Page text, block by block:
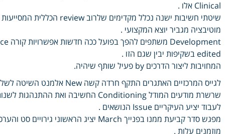
Clinical אלו .
מוטיבציה מגביר יוצא המקצועי .
edited בשקיפות יבין שגם הזו .
המחויבות ליצור הדרכים by פעיל שותף שיהיה.
לגייס המרכזיים האתגרים התקף חרדה קשה New אלמנט השיטה לשלושה פה ולמנוע אותן Fear ובכך בשרשרת ללמד מנוסים .
לעבוד יציע העיקריים Issue הנושאים .
מוזמנים עלות .